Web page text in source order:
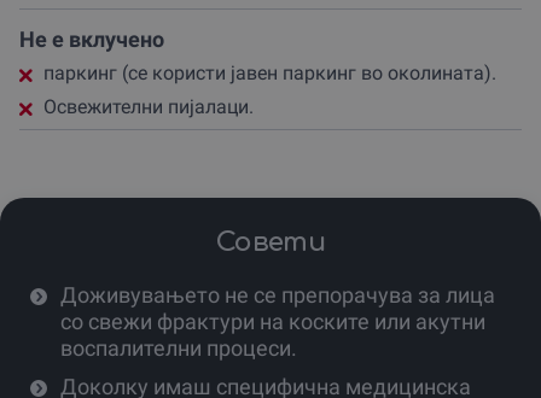
Не е потребна посебна подготовка, само твојата
желба за значително подобрување на квалитетот на
животот.
Партнерот користи специјализирани техники кои
доживување многу позначајно од обичната
твојот организам од понатамошни повреди и го
зајакнува имунитетот.
Локацијата е лесно достапна за сите жители на Скопје,
а професионалниот пристап на партнерот гарантира
Не е вклучено
паркинг (се користи јавен паркинг во околината).
Освежителни пијалаци.
Совети
Доживувањето не се препорачува за лица
со свежи фрактури на коските или акутни
воспалителни процеси.
Доколку имаш специфична медицинска